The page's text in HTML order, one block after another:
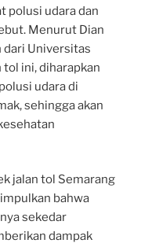
polusi udara dan
Menurut Dian
dari Universitas
tol ini, diharapkan
udara di
sehingga akan
jalan tol Semarang
bahwa
sekedar
dampak